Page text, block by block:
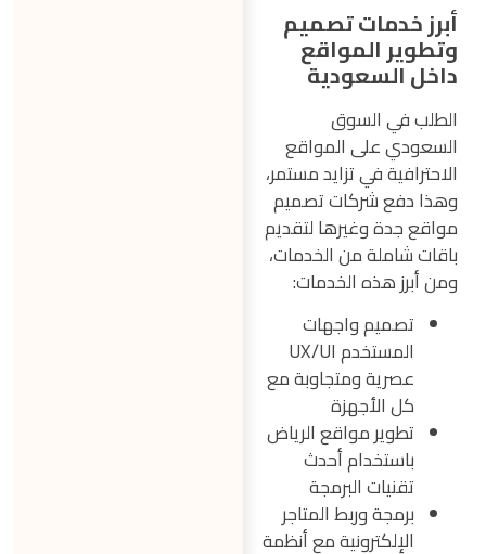
أبرز خدمات تصميم
وتطوير المواقع
داخل السعودية
الطلب في السوق
السعودي على المواقع
الاحترافية في تزايد مستمر،
وهذا دفع شركات تصميم
مواقع جدة وغيرها لتقديم
باقات شاملة من الخدمات،
ومن أبرز هذه الخدمات:
تصميم واجهات
المستخدم UX/UI
عصرية ومتجاوبة مع
كل الأجهزة
تطوير مواقع الرياض
باستخدام أحدث
تقنيات البرمجة
برمجة وربط المتاجر
الإلكترونية مع أنظمة